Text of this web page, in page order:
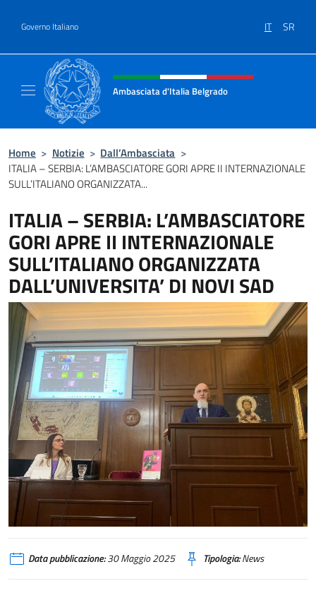
Governo Italiano IT SR
Intestazione sito, social e menù
Ambasciata d'Italia Belgrado
Home > Notizie > Dall’Ambasciata >
ITALIA – SERBIA: L’AMBASCIATORE GORI APRE II INTERNAZIONALE
SULL’ITALIANO ORGANIZZATA...
ITALIA – SERBIA: L’AMBASCIATORE
GORI APRE II INTERNAZIONALE
SULL’ITALIANO ORGANIZZATA
DALL’UNIVERSITA’ DI NOVI SAD
Data pubblicazione:30 Maggio 2025 Tipologia:News